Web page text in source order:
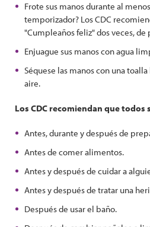
Frote sus manos durante al
temporizador? Los CDC
"Cumpleaños feliz" dos veces,
Enjuague sus manos con agua
Séquese las manos con una
aire.
Los CDC recomiendan que todos
Antes, durante y después de
Antes de comer alimentos.
Antes y después de cuidar a
Antes y después de tratar una
Después de usar el baño.